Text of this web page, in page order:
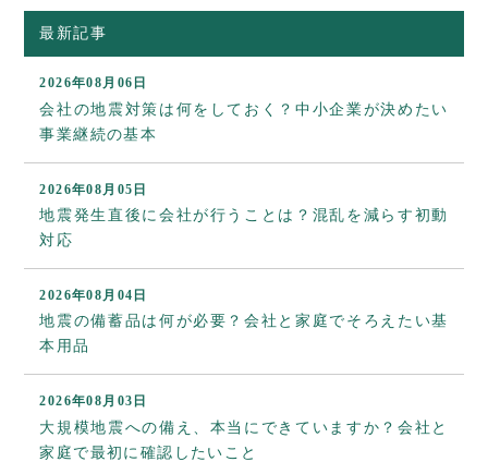
最新記事
2026年08月06日
会社の地震対策は何をしておく？中小企業が決めたい
事業継続の基本
2026年08月05日
地震発生直後に会社が行うことは？混乱を減らす初動
対応
2026年08月04日
地震の備蓄品は何が必要？会社と家庭でそろえたい基
本用品
2026年08月03日
大規模地震への備え、本当にできていますか？会社と
家庭で最初に確認したいこと